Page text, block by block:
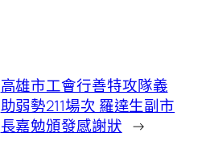
高雄市工會行善特攻隊義
助弱勢211場次 羅達生副市
長嘉勉頒發感謝狀 →